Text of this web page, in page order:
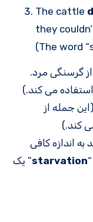
The cattle
they
(The word
گرسنگی مرد.
جمله از
به اندازه کافی
starvation” یک